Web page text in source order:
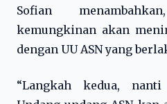
Sofian
kemungkinan akan
dengan UU ASN yang
“Langkah kedua,